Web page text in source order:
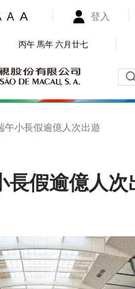
A A 登入
丙午 馬年 六月廿七
午小長假逾億人次出遊
長假逾億人次